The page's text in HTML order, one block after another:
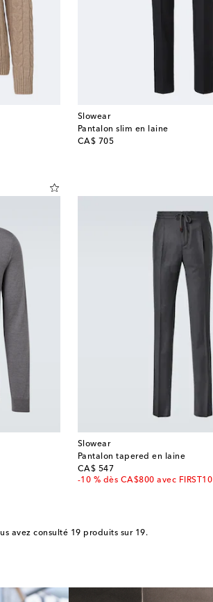
Slowear
Pantalon slim en laine
CA$ 705
original price
Slowear
Pantalon tapered en laine
CA$ 547
original price
-10 % dès CA$800 avec FIRST10
avez consulté 19 produits sur 19.